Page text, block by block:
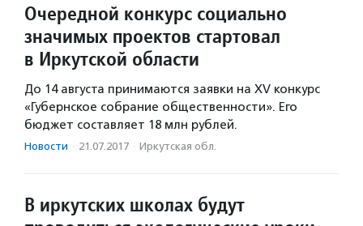
Очередной конкурс социально
значимых проектов стартовал
в Иркутской области
До 14 августа принимаются заявки на XV конкурс
«Губернское собрание общественности». Его
бюджет составляет 18 млн рублей.
Новости · 21.07.2017 · Иркутская обл.
В иркутских школах будут